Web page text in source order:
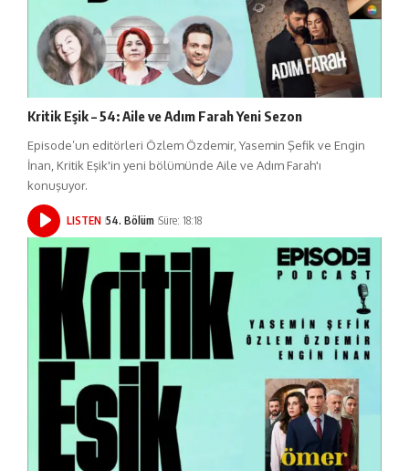
Kritik Eşik – 54: Aile ve Adım Farah Yeni Sezon
Episode’un editörleri Özlem Özdemir, Yasemin Şefik ve Engin
İnan, Kritik Eşik'in yeni bölümünde Aile ve Adım Farah'ı
konuşuyor.
LISTEN 54. Bölüm Süre: 18:18